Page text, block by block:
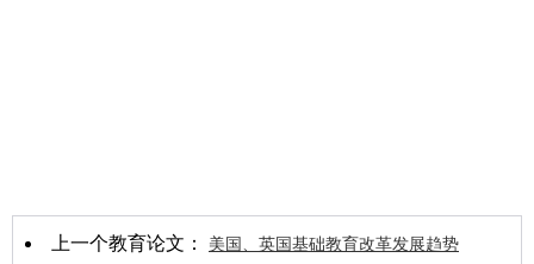
上一个教育论文： 美国、英国基础教育改革发展趋势